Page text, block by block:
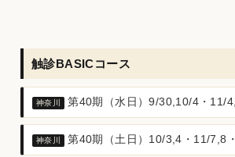
触診BASICコース
神奈川 第40期（水日）9/30,10/4・11/
神奈川 第40期（土日）10/3,4・11/7,8